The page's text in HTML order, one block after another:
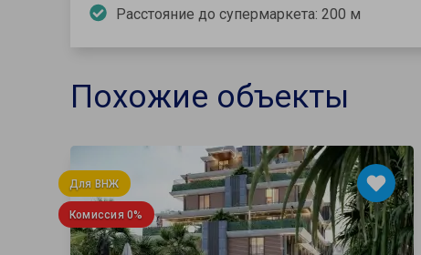
Расстояние до супермаркета: 200 м
Похожие объекты
Для ВНЖ
Комиссия 0%